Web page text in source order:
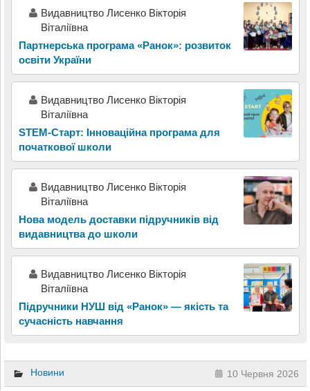
Видавництво Лисенко Вікторія
Віталіївна
Партнерська програма «Ранок»: розвиток
освіти України
Видавництво Лисенко Вікторія
Віталіївна
STEM-Старт: Інноваційна програма для
початкової школи
Видавництво Лисенко Вікторія
Віталіївна
Нова модель доставки підручників від
видавництва до школи
Видавництво Лисенко Вікторія
Віталіївна
Підручники НУШ від «Ранок» — якість та
сучасність навчання
Новини 10 Червня 2026